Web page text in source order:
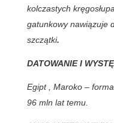
kolczastych
gatunkowy nawiązuje
szczątki.
DATOWANIE I
Egipt , Maroko –
96 mln lat temu.